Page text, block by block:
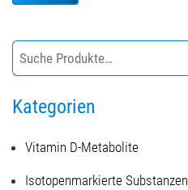
Kategorien
Vitamin D-Metabolite
Isotopenmarkierte Substanzen